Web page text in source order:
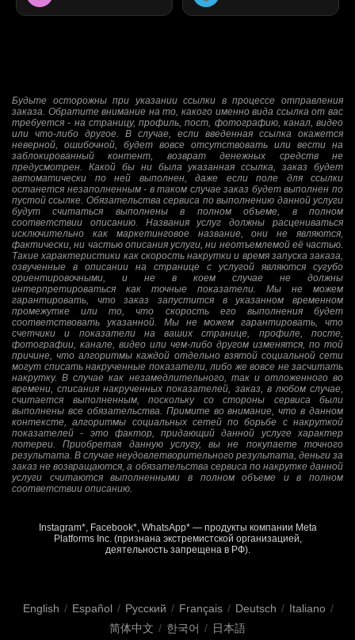
Будьте осторожны при указании ссылки в процессе отправления
заказа. Обратите внимание на то, какого именно вида ссылка от вас
требуется - на страницу, профиль, пост, фотографию, канал, видео
или что-либо другое. В случае, если введенная ссылка окажется
неверной, ошибочной, будет вовсе отсутствовать или вести на
заблокированный контент, возврат денежных средств не
предусмотрен. Какой бы ни была указанная ссылка, заказ будет
автоматически по ней выполнен, даже если поле для ссылки
останется незаполненным - в таком случае заказ будет выполнен по
пустой ссылке. Обязательства сервиса по выполнению данной услуги
будут считаться выполнены в полном объеме, в полном
соответствии описанию. Названия услуг должны расцениваться
исключительно как маркетинговое название, они не являются,
фактически, ни частью описания услуги, ни неотъемлемой её частью.
Такие характеристики как скорость накрутки и время запуска заказа,
озвученные в описании на странице с услугой являются сугубо
ориентировочными, и не в коем случае не должны
интерпретироваться как точные показатели. Мы не можем
гарантировать, что заказ запустится в указанном временном
промежутке или то, что скорость его выполнения будет
соответствовать указанной. Мы не можем гарантировать, что
счетчики и показатели на ваших странице, профиле, посте,
фотографии, канале, видео или чем-либо другом изменятся, по той
причине, что алгоритмы каждой отдельно взятой социальной сети
могут списать накрученные показатели, либо же вовсе не засчитать
накрутку. В случае как незамедлительного, так и отложенного во
времени, списания накрученных показателей, заказ, в любом случае,
считается выполненным, поскольку со стороны сервиса были
выполнены все обязательства. Примите во внимание, что в данном
контексте, алгоритмы социальных сетей по борьбе с накруткой
показателей - это фактор, придающий данной услуге характер
лотереи. Приобретая данную услугу, вы не покупаете точного
результата. В случае неудовлетворительного результата, деньги за
заказ не возвращаются, а обязательства сервиса по накрутке данной
услуги считаются выполненными в полном объеме и в полном
соответствии описанию.
Instagram*, Facebook*, WhatsApp* — продукты компании Meta
Platforms Inc. (признана экстремистской организацией,
деятельность запрещена в РФ).
English / Español / Русский / Français / Deutsch / Italiano /
简体中文 / 한국어 / 日本語